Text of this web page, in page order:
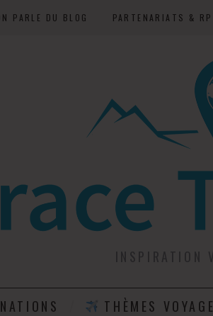
PARLE DU BLOG PARTENARIATS & RP
THÈMES VOYAGE